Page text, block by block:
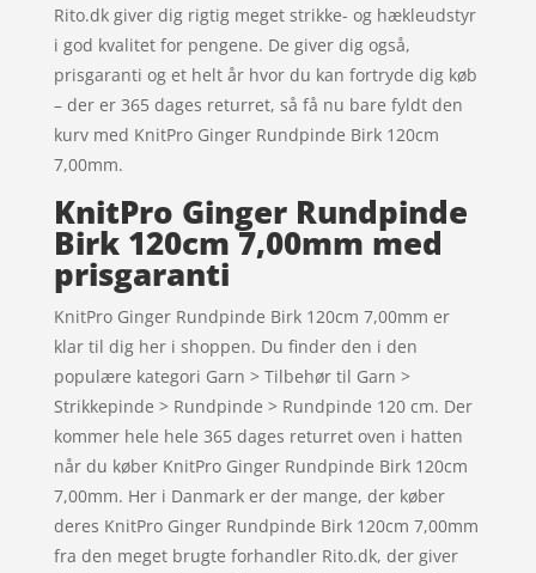
Rito.dk giver dig rigtig meget strikke- og hækleudstyr
i god kvalitet for pengene. De giver dig også,
prisgaranti og et helt år hvor du kan fortryde dig køb
– der er 365 dages returret, så få nu bare fyldt den
kurv med KnitPro Ginger Rundpinde Birk 120cm
7,00mm.
KnitPro Ginger Rundpinde
Birk 120cm 7,00mm med
prisgaranti
KnitPro Ginger Rundpinde Birk 120cm 7,00mm er
klar til dig her i shoppen. Du finder den i den
populære kategori Garn > Tilbehør til Garn >
Strikkepinde > Rundpinde > Rundpinde 120 cm. Der
kommer hele hele 365 dages returret oven i hatten
når du køber KnitPro Ginger Rundpinde Birk 120cm
7,00mm. Her i Danmark er der mange, der køber
deres KnitPro Ginger Rundpinde Birk 120cm 7,00mm
fra den meget brugte forhandler Rito.dk, der giver